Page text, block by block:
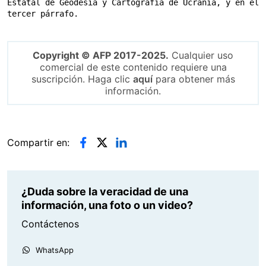
Estatal de Geodesia y Cartografía de Ucrania, y en el
tercer párrafo.
Copyright © AFP 2017-2025. Cualquier uso
comercial de este contenido requiere una
suscripción. Haga clic aquípara obtener más
información.
Compartir en:
¿Duda sobre la veracidad de una
información, una foto o un video?
Contáctenos
WhatsApp